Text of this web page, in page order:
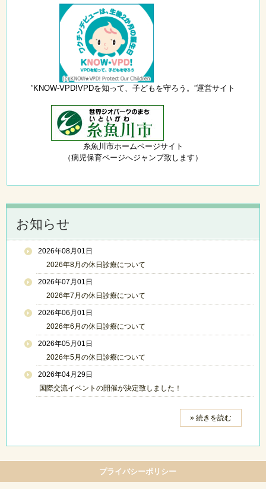
”KNOW-VPD!VPDを知って、子どもを守ろう。”運営サイト
糸魚川市ホームページサイト
（病児保育ページへジャンプ致します）
お知らせ
2026年08月01日
2026年8月の休日診療について
2026年07月01日
2026年7月の休日診療について
2026年06月01日
2026年6月の休日診療について
2026年05月01日
2026年5月の休日診療について
2026年04月29日
国際交流イベントの開催が決定致しました！
» 続きを読む
プライバシーポリシー